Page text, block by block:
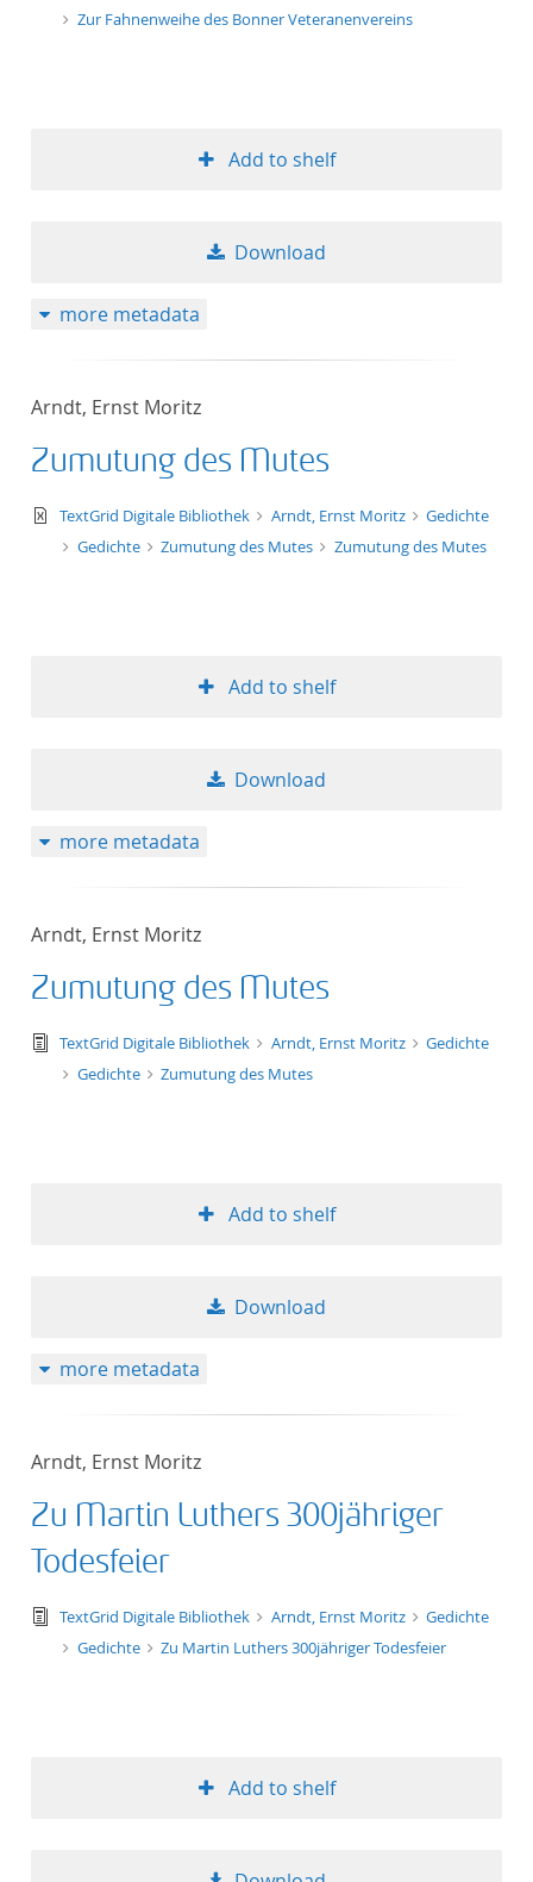
Zur Fahnenweihe des Bonner Veteranenvereins
Add to shelf
Download
more metadata
Arndt, Ernst Moritz
Zumutung des Mutes
text/xml
TextGrid Digitale Bibliothek Arndt, Ernst Moritz
Gedichte
Gedichte
Zumutung des Mutes Zumutung des Mutes
Add to shelf
Download
more metadata
Arndt, Ernst Moritz
Zumutung des Mutes
text/tg.edition+tg.aggregation+xml
TextGrid Digitale Bibliothek Arndt, Ernst Moritz
Gedichte
Gedichte
Zumutung des Mutes
Add to shelf
Download
more metadata
Arndt, Ernst Moritz
Zu Martin Luthers 300jähriger
Todesfeier
text/tg.edition+tg.aggregation+xml
TextGrid Digitale Bibliothek Arndt, Ernst Moritz
Gedichte
Gedichte
Zu Martin Luthers 300jähriger Todesfeier
Add to shelf